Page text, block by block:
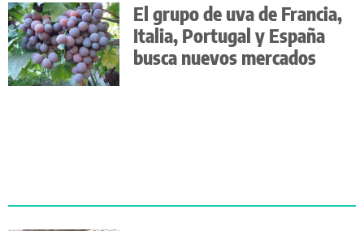
El grupo de uva de Francia,
Italia, Portugal y España
busca nuevos mercados